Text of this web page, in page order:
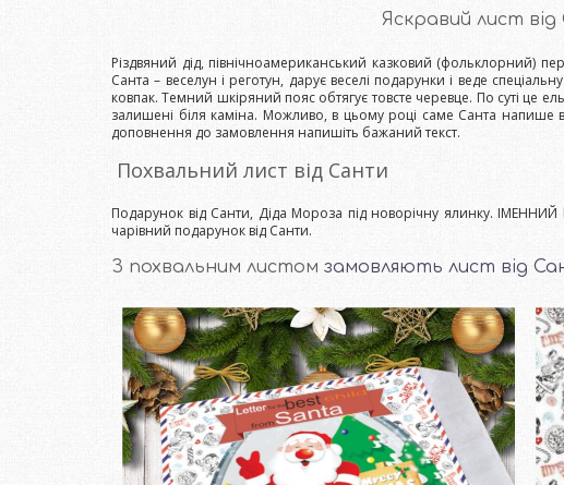
Яскравий лист
Різдвяний дід, північноамериканський казковий (фольклорний)
Санта – веселун і реготун, дарує веселі подарунки і веде
ковпак. Темний шкіряний пояс обтягує товсте черевце. По суті це
залишені біля каміна. Можливо, в цьому році саме Санта напише
доповнення до замовлення напишіть бажаний текст.
Похвальний лист від Санти
Подарунок від Санти, Діда Мороза під новорічну ялинку.
чарівний подарунок від Санти.
З похвальним листом замовляють лист від